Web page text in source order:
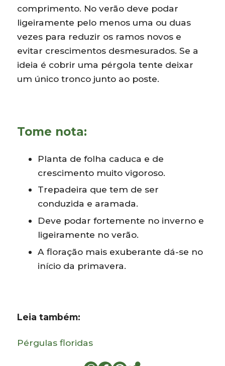
comprimento. No verão deve podar
ligeiramente pelo menos uma ou duas
vezes para reduzir os ramos novos e
evitar crescimentos desmesurados. Se a
ideia é cobrir uma pérgola tente deixar
um único tronco junto ao poste.
Tome nota:
Planta de folha caduca e de
crescimento muito vigoroso.
Trepadeira que tem de ser
conduzida e aramada.
Deve podar fortemente no inverno e
ligeiramente no verão.
A floração mais exuberante dá-se no
início da primavera.
Leia também:
Pérgulas floridas